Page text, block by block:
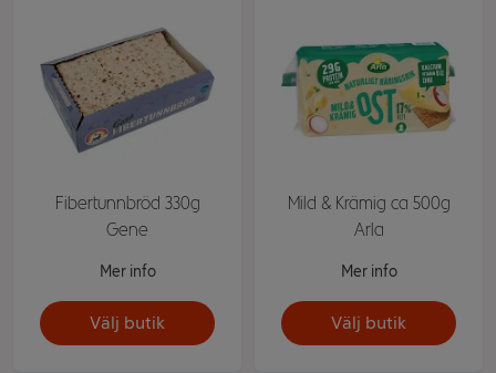
Fibertunnbröd 330g
Gene
Mer info
Välj butik
Mild & Krämig ca 500g
Arla
Mer info
Välj butik